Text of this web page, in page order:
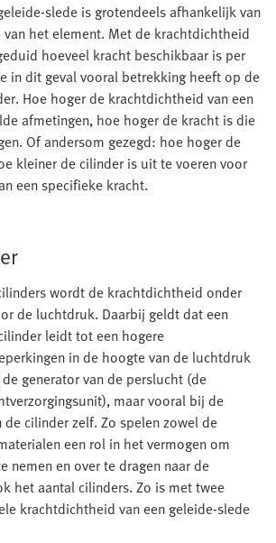
slede is grotendeels afhankelijk van
het element. Met de krachtdichtheid
hoeveel kracht beschikbaar is per
in dit geval vooral betrekking heeft op de
Hoe hoger de krachtdichtheid van een
afmetingen, hoe hoger de kracht is die
Of andersom gezegd: hoe hoger de
kleiner de cilinder is uit te voeren voor
een specifieke kracht.
wordt de krachtdichtheid onder
de luchtdruk. Daarbij geldt dat een
leidt tot een hogere
in de hoogte van de luchtdruk
generator van de perslucht (de
maar vooral bij de
de cilinder zelf. Zo spelen zowel de
een rol in het vermogen om
nemen en over te dragen naar de
het aantal cilinders. Zo is met twee
krachtdichtheid van een geleide-slede